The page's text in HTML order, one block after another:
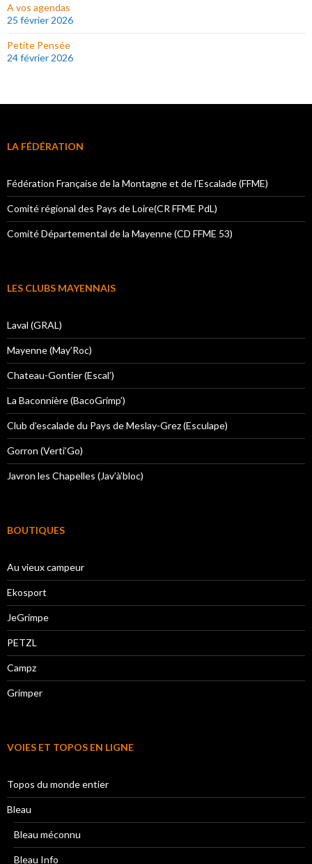
A vos agendas
25 février 2026
Petite Pensée
24 février 2026
LA FÉDÉRATION
Fédération Française de la Montagne et de l’Escalade (FFME)
Comité régional des Pays de Loire(CR FFME PdL)
Comité Départemental de la Mayenne (CD FFME 53)
LES CLUBS MAYENNAIS
Laval (GRAL)
Mayenne (May’Roc)
Chateau-Gontier (Escal’)
La Baconnière (BacoGrimp’)
Club d’escalade du Pays de Meslay-Grez (Esculape)
Gorron (Verti’Go)
Javron les Chapelles (Jav’à’bloc)
BOUTIQUES
Au vieux campeur
Ekosport
JeGrimpe
PETZL
Campz
Grimper
VOIES ET TOPOS EN LIGNE
Topos du monde entier
Bleau
Bleau méconnu
Bleau Info